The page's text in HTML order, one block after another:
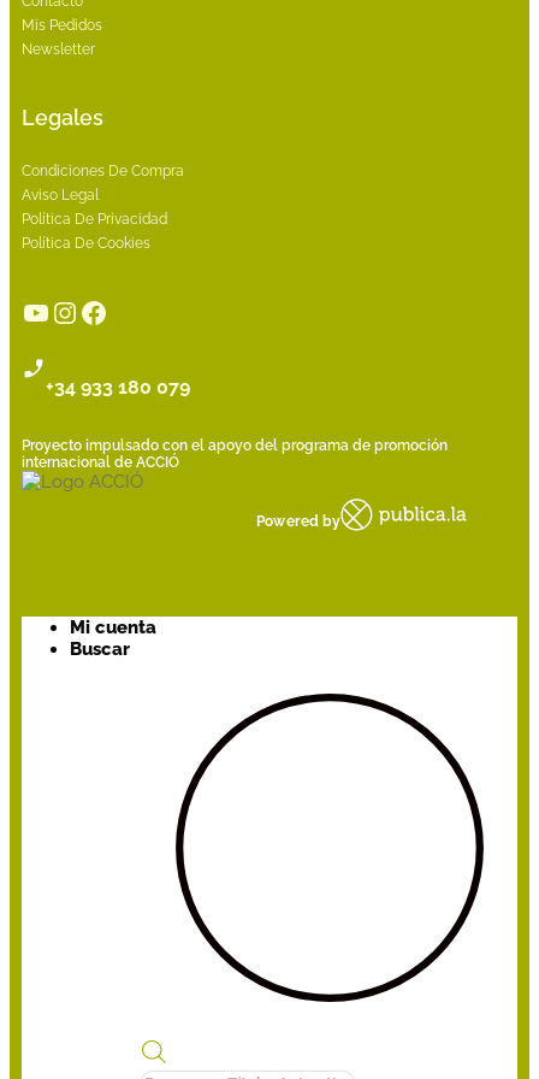
Mis Pedidos
Newsletter
Legales
Condiciones De Compra
Aviso Legal
Política De Privacidad
Política De Cookies
YouTube
Instagram
Facebook
+34 933 180 079
Proyecto impulsado con el apoyo del programa de promoción
internacional de ACCIÓ
Powered by
Mi cuenta
Buscar